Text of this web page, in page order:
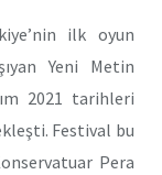
ilk oyun
Yeni Metin
2021 tarihleri
Festival bu
Pera